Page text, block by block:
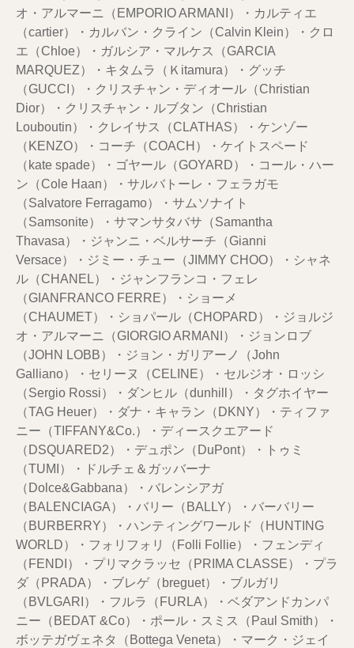
オ・アルマーニ（EMPORIO ARMANI）・カルティエ
（cartier）・カルバン・クライン（Calvin Klein）・クロ
エ（Chloe）・ガルシア・マルケス（GARCIA
MARQUEZ）・キタムラ（Ｋitamura）・グッチ
（GUCCI）・クリスチャン・ディオール（Christian
Dior）・クリスチャン・ルブタン（Christian
Louboutin）・クレイサス（CLATHAS）・ケンゾー
（KENZO）・コーチ（COACH）・ケイトスペード
（kate spade）・ゴヤール（GOYARD）・コール・ハー
ン（Cole Haan）・サルバトーレ・フェラガモ
（Salvatore Ferragamo）・サムソナイト
（Samsonite）・サマンサタバサ（Samantha
Thavasa）・ジャンニ・ベルサーチ（Gianni
Versace）・ジミー・チュー（JIMMY CHOO）・シャネ
ル（CHANEL）・ジャンフランコ・フェレ
（GIANFRANCO FERRE）・ショーメ
（CHAUMET）・ショパール（CHOPARD）・ジョルジ
オ・アルマーニ（GIORGIO ARMANI）・ジョンロブ
（JOHN LOBB）・ジョン・ガリアーノ（John
Galliano）・セリーヌ（CELINE）・セルジオ・ロッシ
（Sergio Rossi）・ダンヒル（dunhill）・タグホイヤー
（TAG Heuer）・ダナ・キャラン（DKNY）・ティファ
ニー（TIFFANY&Co.）・ディースクエアード
（DSQUARED2）・デュポン（DuPont）・トゥミ
（TUMI）・ドルチェ＆ガッバーナ
（Dolce&Gabbana）・バレンシアガ
（BALENCIAGA）・バリー（BALLY）・バーバリー
（BURBERRY）・ハンティングワールド（HUNTING
WORLD）・フォリフォリ（Folli Follie）・フェンディ
（FENDI）・プリマクラッセ（PRIMA CLASSE）・プラ
ダ（PRADA）・ブレゲ（breguet）・ブルガリ
（BVLGARI）・フルラ（FURLA）・ベダアンドカンパ
ニー（BEDAT &Co）・ポール・スミス（Paul Smith）・
ボッテガヴェネタ（Bottega Veneta）・マーク・ジェイ